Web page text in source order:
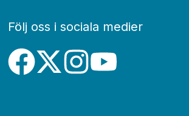
Följ oss i sociala medier